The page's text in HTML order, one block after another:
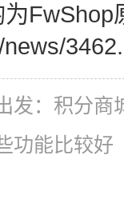
FwShop
发：积分商
功能比较好